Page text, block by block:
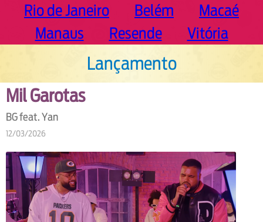
Rio de Janeiro Belém
Macaé
Manaus
Resende Vitória
Lançamento
Mil Garotas
BG feat. Yan
12/03/2026